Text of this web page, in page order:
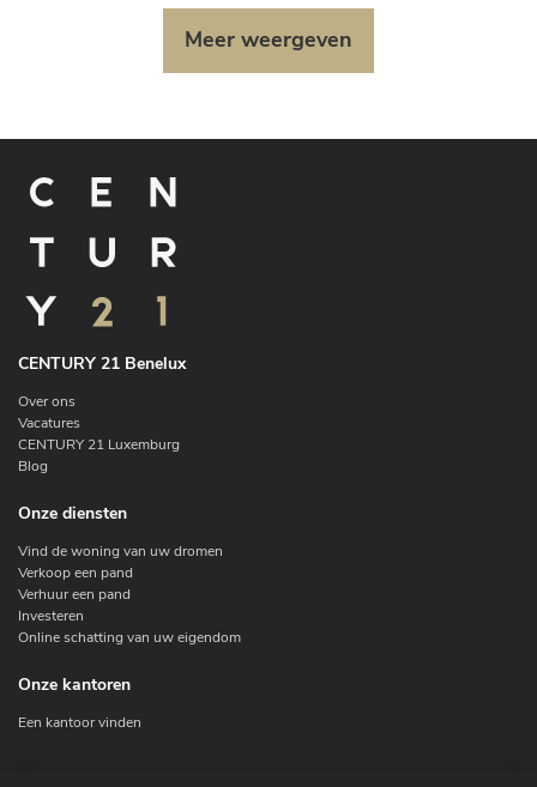
Meer weergeven
CENTURY 21 Benelux
Over ons
Vacatures
CENTURY 21 Luxemburg
Blog
Onze diensten
Vind de woning van uw dromen
Verkoop een pand
Verhuur een pand
Investeren
Online schatting van uw eigendom
Onze kantoren
Een kantoor vinden